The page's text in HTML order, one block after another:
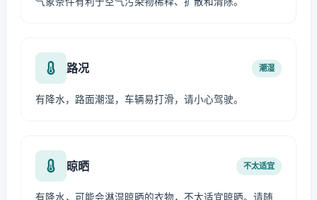
路况 潮湿
有降水，路面潮湿，车辆易打滑，请小心驾驶。
晾晒 不太适宜
有降水，可能会淋湿晾晒的衣物，不太适宜晾晒。请随